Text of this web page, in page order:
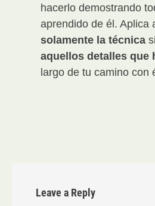
hacerlo demostrando
aprendido de él. Aplica
solamente la técnica
aquellos detalles que
largo de tu camino con
Leave a Reply